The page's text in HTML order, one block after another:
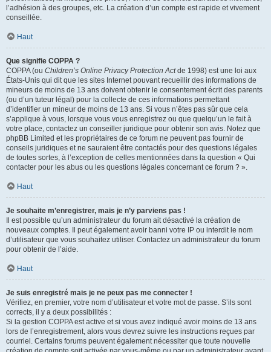
l’adhésion à des groupes, etc. La création d’un compte est rapide et vivement
conseillée.
Haut
Que signifie COPPA ?
COPPA (ou Children’s Online Privacy Protection Actde 1998) est une loi aux
États-Unis qui dit que les sites Internet pouvant recueillir des informations de
mineurs de moins de 13 ans doivent obtenir le consentement écrit des parents
(ou d’un tuteur légal) pour la collecte de ces informations permettant
d’identifier un mineur de moins de 13 ans. Si vous n’êtes pas sûr que cela
s’applique à vous, lorsque vous vous enregistrez ou que quelqu’un le fait à
votre place, contactez un conseiller juridique pour obtenir son avis. Notez que
phpBB Limited et les propriétaires de ce forum ne peuvent pas fournir de
conseils juridiques et ne sauraient être contactés pour des questions légales
de toutes sortes, à l’exception de celles mentionnées dans la question « Qui
contacter pour les abus ou les questions légales concernant ce forum ? ».
Haut
Je souhaite m’enregistrer, mais je n’y parviens pas !
Il est possible qu’un administrateur du forum ait désactivé la création de
nouveaux comptes. Il peut également avoir banni votre IP ou interdit le nom
d’utilisateur que vous souhaitez utiliser. Contactez un administrateur du forum
pour obtenir de l’aide.
Haut
Je suis enregistré mais je ne peux pas me connecter !
Vérifiez, en premier, votre nom d’utilisateur et votre mot de passe. S’ils sont
corrects, il y a deux possibilités :
Si la gestion COPPA est active et si vous avez indiqué avoir moins de 13 ans
lors de l’enregistrement, alors vous devrez suivre les instructions reçues par
courriel. Certains forums peuvent également nécessiter que toute nouvelle